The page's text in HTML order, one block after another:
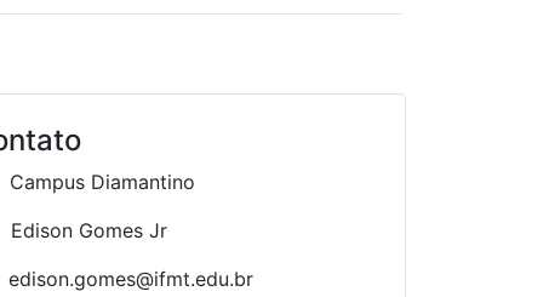
Campus Diamantino
Edison Gomes Jr
edison.gomes@ifmt.edu.br